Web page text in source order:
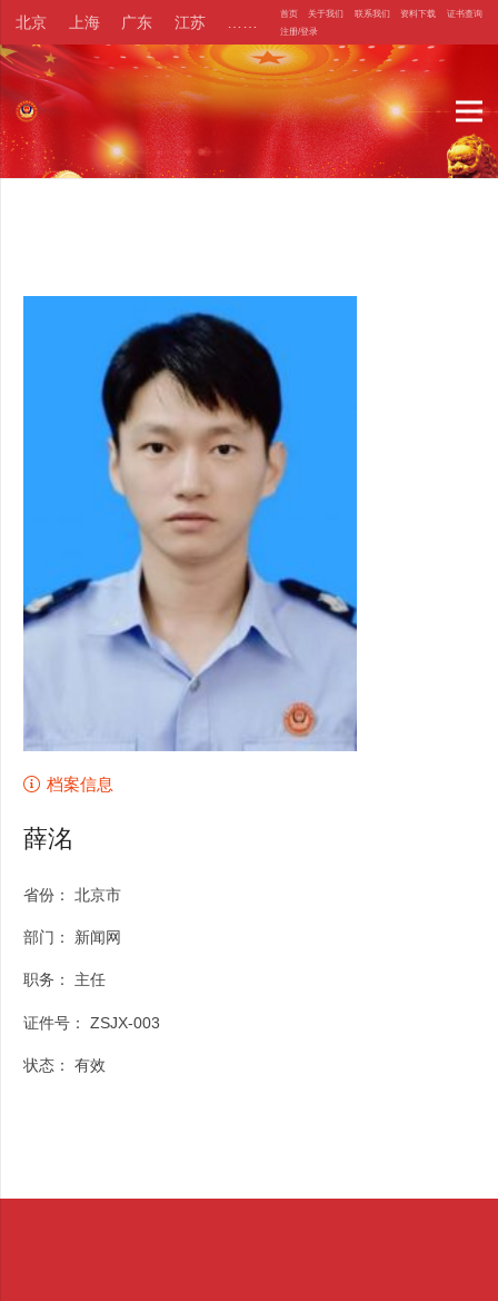
北京 上海 广东 江苏 首页 关于我们 联系我们 资料下载
证书查询
注册/登录
档案信息
薛洺
省份： 北京市
部门： 新闻网
职务： 主任
证件号： ZSJX-003
状态： 有效